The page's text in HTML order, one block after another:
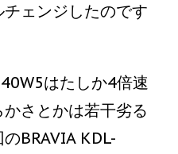
チェンジしたのです
はたしか4倍速
さとかは若干劣る
BRAVIA KDL-